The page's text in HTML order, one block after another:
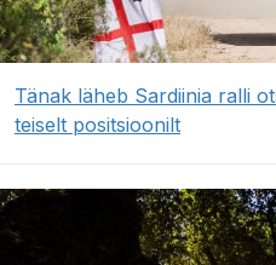
Tänak läheb Sardiinia ralli
teiselt positsioonilt